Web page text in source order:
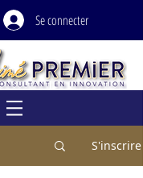
Se connecter
S'inscrire